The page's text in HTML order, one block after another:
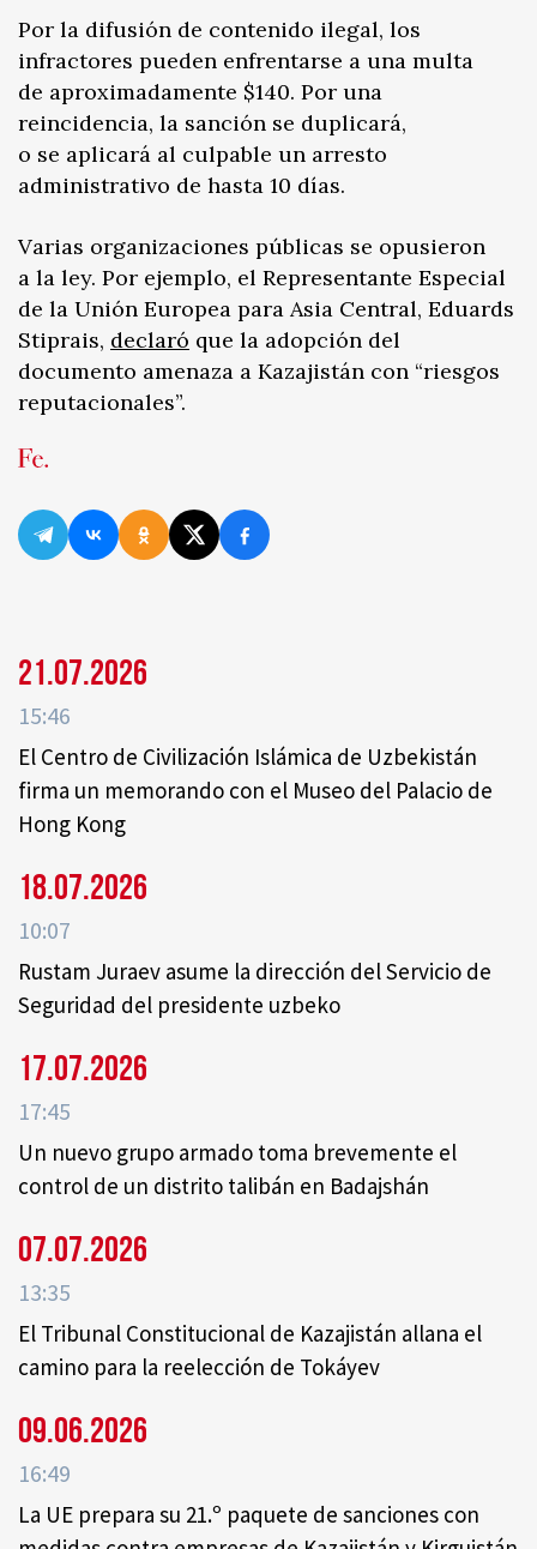
Por la difusión de contenido ilegal, los
infractores pueden enfrentarse a una multa
de aproximadamente $140. Por una
reincidencia, la sanción se duplicará,
o se aplicará al culpable un arresto
administrativo de hasta 10 días.
Varias organizaciones públicas se opusieron
a la ley. Por ejemplo, el Representante Especial
de la Unión Europea para Asia Central, Eduards
Stiprais, declaró que la adopción del
documento amenaza a Kazajistán con “riesgos
reputacionales”.
21.07.2026
15:46
El Centro de Civilización Islámica de Uzbekistán
firma un memorando con el Museo del Palacio de
Hong Kong
18.07.2026
10:07
Rustam Juraev asume la dirección del Servicio de
Seguridad del presidente uzbeko
17.07.2026
17:45
Un nuevo grupo armado toma brevemente el
control de un distrito talibán en Badajshán
07.07.2026
13:35
El Tribunal Constitucional de Kazajistán allana el
camino para la reelección de Tokáyev
09.06.2026
16:49
La UE prepara su 21.º paquete de sanciones con